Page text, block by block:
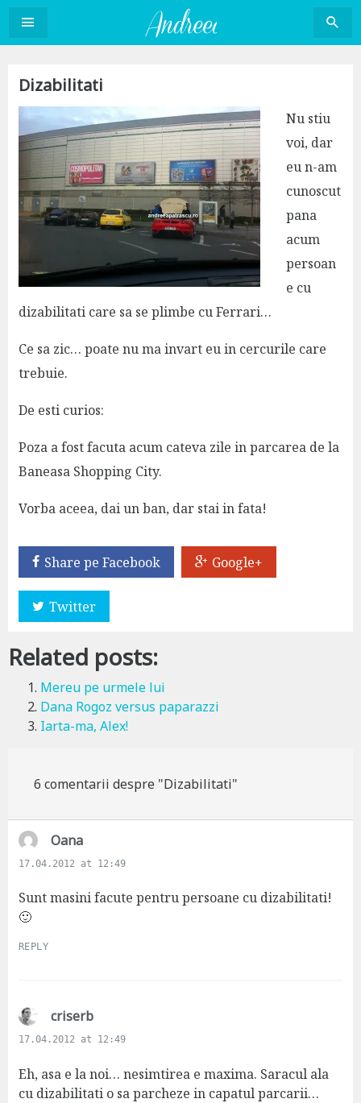
Sari
conținut
Dizabilitati
Nu stiu
voi, dar
eu n-am
cunoscut
pana
acum
persoan
e cu
dizabilitati care sa se plimbe cu Ferrari…
Ce sa zic… poate nu ma invart eu in cercurile care
trebuie.
De esti curios:
Poza a fost facuta acum cateva zile in parcarea de la
Baneasa Shopping City.
Vorba aceea, dai un ban, dar stai in fata!
Share pe Facebook Google+
Twitter
Related posts:
Mereu pe urmele lui
Dana Rogoz versus paparazzi
Iarta-ma, Alex!
6 comentarii despre "Dizabilitati"
Oanas
a
s
17.04.2012 at 12:49
Sunt masini facute pentru persoane cu dizabilitati!
🙂
REPLY
criserbs
a
s
:
17.04.2012 at 12:49
Eh, asa e la noi… nesimtirea e maxima. Saracul ala
cu dizabilitati o sa parcheze in capatul parcarii…